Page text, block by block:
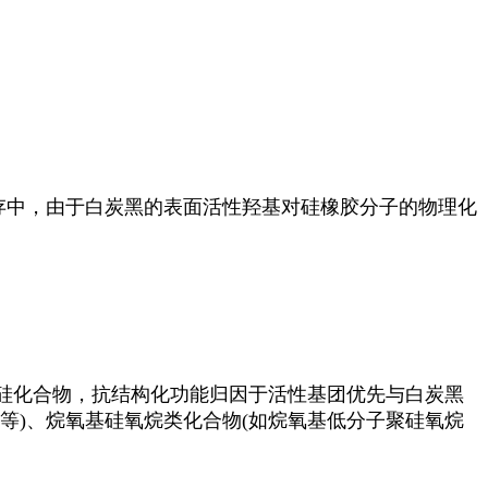
，由于白炭黑的表面活性羟基对硅橡胶分子的物理化
合物，抗结构化功能归因于活性基团优先与白炭黑
)、烷氧基硅氧烷类化合物(如烷氧基低分子聚硅氧烷